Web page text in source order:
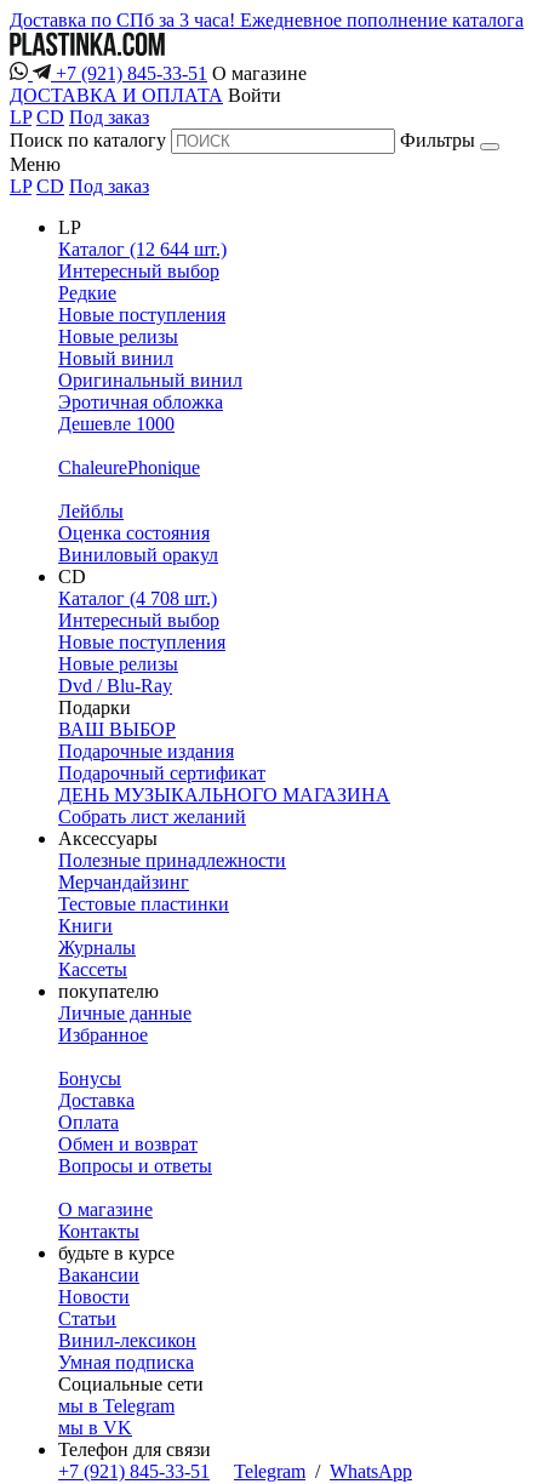
Доставка по СПб за 3 часа! Ежедневное пополнение каталога
+7 (921) 845-33-51 О магазине
ДОСТАВКА И ОПЛАТА Войти
LP CD Под заказ
Поиск по каталогу
Фильтры
Меню
LP CD Под заказ
LP
Каталог (12 644 шт.)
Интересный выбор
Редкие
Новые поступления
Новые релизы
Новый винил
Оригинальный винил
Эротичная обложка
Дешевле 1000
ChaleurePhonique
Лейблы
Оценка состояния
Виниловый оракул
CD
Каталог (4 708 шт.)
Интересный выбор
Новые поступления
Новые релизы
Dvd / Blu-Ray
Подарки
ВАШ ВЫБОР
Подарочные издания
Подарочный сертификат
ДЕНЬ МУЗЫКАЛЬНОГО МАГАЗИНА
Собрать лист желаний
Аксессуары
Полезные принадлежности
Мерчандайзинг
Тестовые пластинки
Книги
Журналы
Кассеты
покупателю
Личные данные
Избранное
Бонусы
Доставка
Оплата
Обмен и возврат
Вопросы и ответы
О магазине
Контакты
будьте в курсе
Вакансии
Новости
Статьи
Винил-лексикон
Умная подписка
Социальные сети
мы в Telegram
мы в VK
Телефон для связи
+7 (921) 845-33-51
Telegram / WhatsApp